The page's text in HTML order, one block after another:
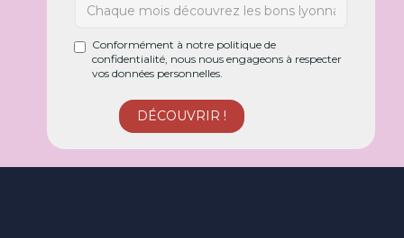
Conformément à notre politique de
confidentialité, nous nous engageons à respecter
vos données personnelles.